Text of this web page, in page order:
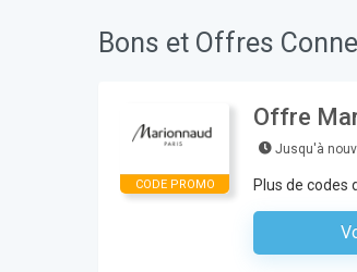
Bons et Offres
CODE PROMO
Offre
Jusqu'à
Plus de codes